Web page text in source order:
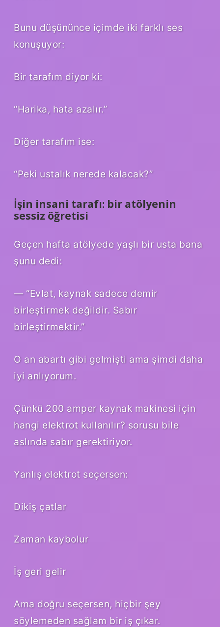
Bunu düşününce içimde iki farklı ses
konuşuyor:
Bir tarafım diyor ki:
“Harika, hata azalır.”
Diğer tarafım ise:
“Peki ustalık nerede kalacak?”
İşin insani tarafı: bir atölyenin
sessiz öğretisi
Geçen hafta atölyede yaşlı bir usta bana
şunu dedi:
— “Evlat, kaynak sadece demir
birleştirmek değildir. Sabır
birleştirmektir.”
O an abartı gibi gelmişti ama şimdi daha
iyi anlıyorum.
Çünkü 200 amper kaynak makinesi için
hangi elektrot kullanılır? sorusu bile
aslında sabır gerektiriyor.
Yanlış elektrot seçersen:
Dikiş çatlar
Zaman kaybolur
İş geri gelir
Ama doğru seçersen, hiçbir şey
söylemeden sağlam bir iş çıkar.